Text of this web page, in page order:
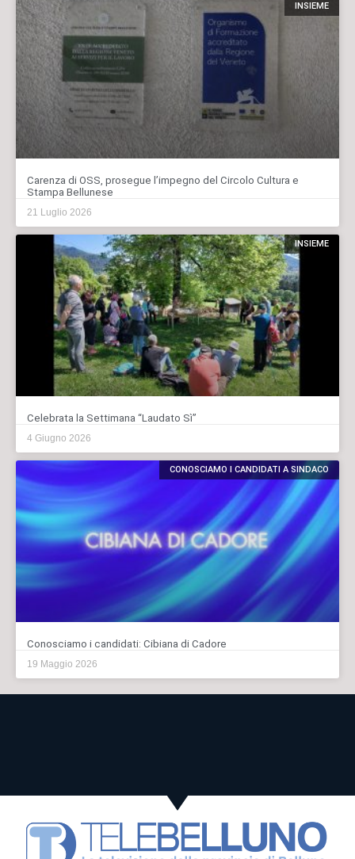
INSIEME
Carenza di OSS, prosegue l’impegno del Circolo Cultura e
Stampa Bellunese
21 Luglio 2026
INSIEME
Celebrata la Settimana “Laudato Sì”
4 Giugno 2026
CONOSCIAMO I CANDIDATI A SINDACO
Conosciamo i candidati: Cibiana di Cadore
19 Maggio 2026